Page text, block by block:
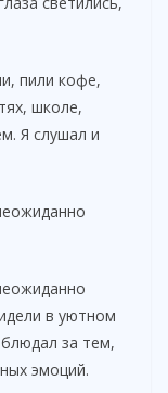
пили кофе,
школе,
Я слушал и
в уютном
за тем,
эмоций.